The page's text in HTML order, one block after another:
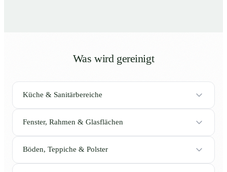
Was wird gereinigt
Küche & Sanitärbereiche
Fenster, Rahmen & Glasflächen
Böden, Teppiche & Polster